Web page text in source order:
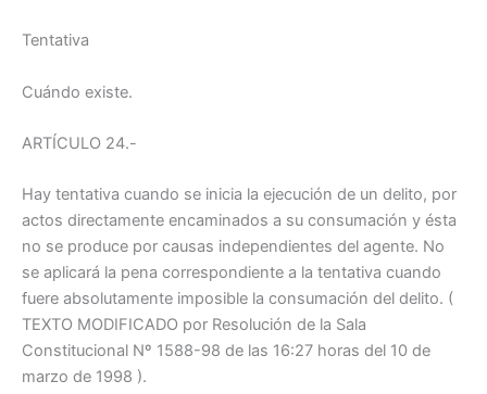
Tentativa
Cuándo existe.
ARTÍCULO 24.-
Hay tentativa cuando se inicia la ejecución de un delito, por
actos directamente encaminados a su consumación y ésta
no se produce por causas independientes del agente. No
se aplicará la pena correspondiente a la tentativa cuando
fuere absolutamente imposible la consumación del delito. (
TEXTO MODIFICADO por Resolución de la Sala
Constitucional Nº 1588-98 de las 16:27 horas del 10 de
marzo de 1998 ).